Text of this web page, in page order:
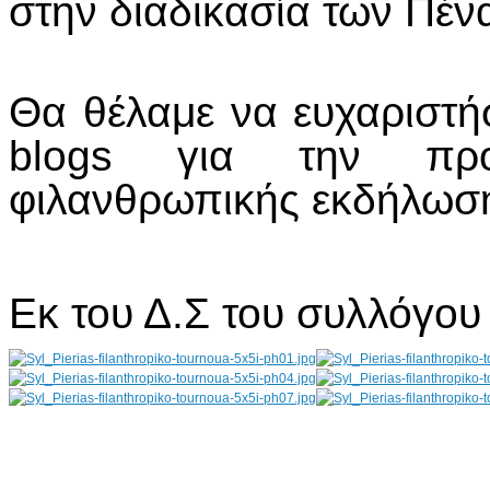
στην διαδικασία των
Θα θέλαμε να
blogs για την
φιλανθρωπικής
Εκ του Δ.Σ του συλλόγου